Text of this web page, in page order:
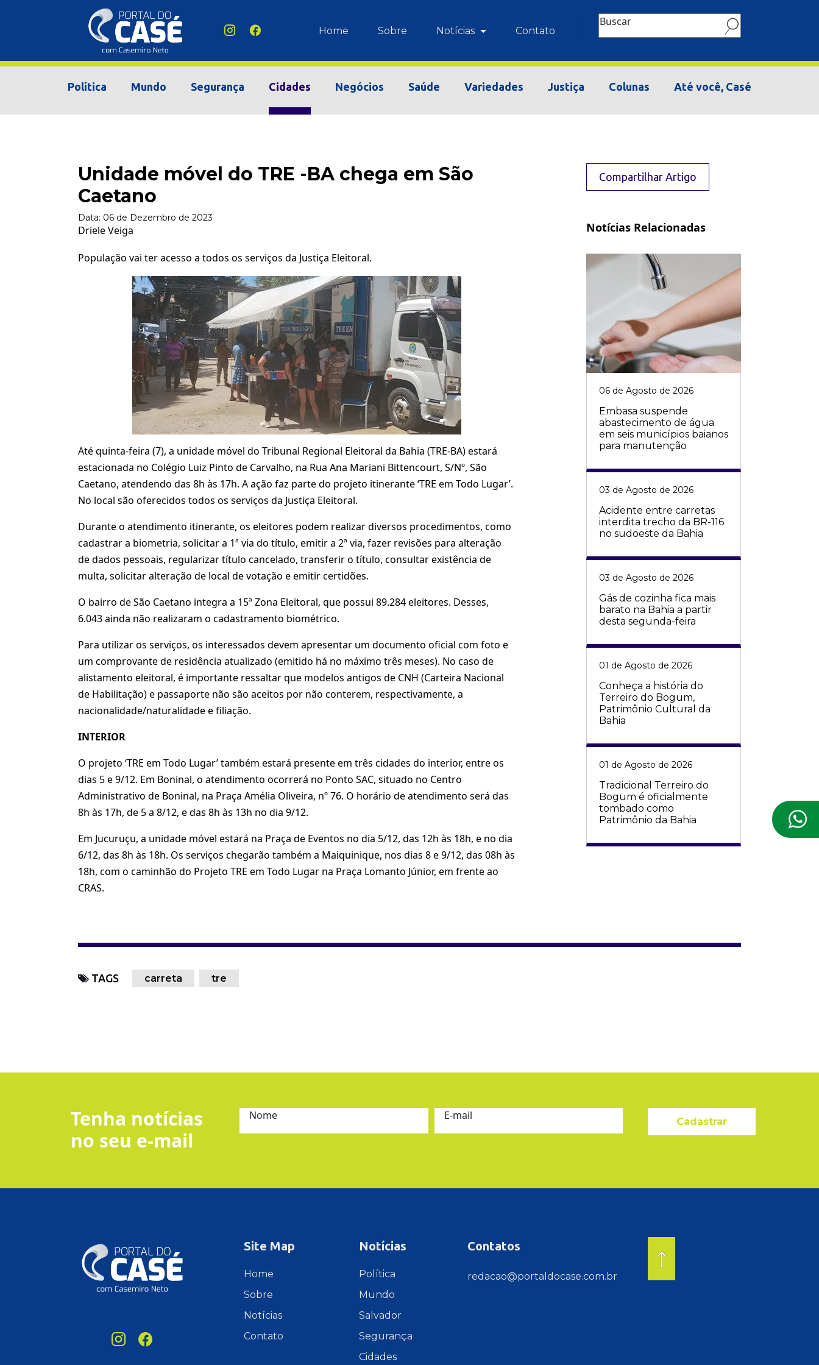
Home Sobre Notícias Contato
Buscar
Política Mundo Segurança Cidades Negócios Saúde Variedades Justiça Colunas Até você, Casé
Unidade móvel do TRE -BA chega em São
Caetano
Data: 06 de Dezembro de 2023
Driele Veiga
População vai ter acesso a todos os serviços da Justiça Eleitoral.
Até quinta-feira (7), a unidade móvel do Tribunal Regional Eleitoral da Bahia (TRE-BA) estará
estacionada no Colégio Luiz Pinto de Carvalho, na Rua Ana Mariani Bittencourt, S/Nº, São
Caetano, atendendo das 8h às 17h. A ação faz parte do projeto itinerante ‘TRE em Todo Lugar’.
No local são oferecidos todos os serviços da Justiça Eleitoral.
Durante o atendimento itinerante, os eleitores podem realizar diversos procedimentos, como
cadastrar a biometria, solicitar a 1ª via do título, emitir a 2ª via, fazer revisões para alteração
de dados pessoais, regularizar título cancelado, transferir o título, consultar existência de
multa, solicitar alteração de local de votação e emitir certidões.
O bairro de São Caetano integra a 15ª Zona Eleitoral, que possui 89.284 eleitores. Desses,
6.043 ainda não realizaram o cadastramento biométrico.
Para utilizar os serviços, os interessados devem apresentar um documento oficial com foto e
um comprovante de residência atualizado (emitido há no máximo três meses). No caso de
alistamento eleitoral, é importante ressaltar que modelos antigos de CNH (Carteira Nacional
de Habilitação) e passaporte não são aceitos por não conterem, respectivamente, a
nacionalidade/naturalidade e filiação.
INTERIOR
O projeto ‘TRE em Todo Lugar’ também estará presente em três cidades do interior, entre os
dias 5 e 9/12. Em Boninal, o atendimento ocorrerá no Ponto SAC, situado no Centro
Administrativo de Boninal, na Praça Amélia Oliveira, nº 76. O horário de atendimento será das
8h às 17h, de 5 a 8/12, e das 8h às 13h no dia 9/12.
Em Jucuruçu, a unidade móvel estará na Praça de Eventos no dia 5/12, das 12h às 18h, e no dia
6/12, das 8h às 18h. Os serviços chegarão também a Maiquinique, nos dias 8 e 9/12, das 08h às
18h, com o caminhão do Projeto TRE em Todo Lugar na Praça Lomanto Júnior, em frente ao
CRAS.
Compartilhar Artigo
Notícias Relacionadas
06 de Agosto de 2026
Embasa suspende
abastecimento de água
em seis municípios baianos
para manutenção
03 de Agosto de 2026
Acidente entre carretas
interdita trecho da BR-116
no sudoeste da Bahia
03 de Agosto de 2026
Gás de cozinha fica mais
barato na Bahia a partir
desta segunda-feira
01 de Agosto de 2026
Conheça a história do
Terreiro do Bogum,
Patrimônio Cultural da
Bahia
01 de Agosto de 2026
Tradicional Terreiro do
Bogum é oficialmente
tombado como
Patrimônio da Bahia
TAGS carreta tre
Tenha notícias
no seu e-mail
Nome E-mail Cadastrar
Site Map
Home
Sobre
Notícias
Contato
Notícias
Política
Mundo
Salvador
Segurança
Cidades
Contatos
redacao@portaldocase.com.br